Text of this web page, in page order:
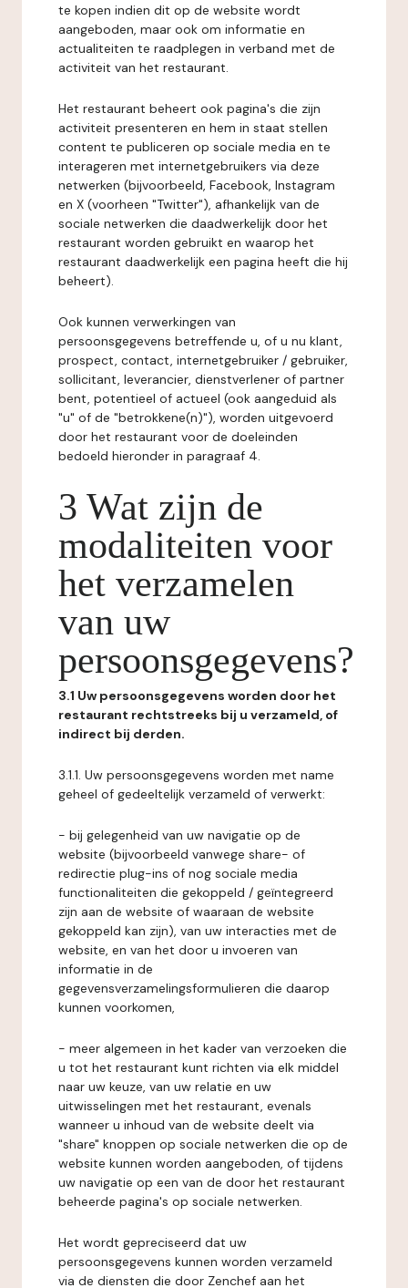
te kopen indien dit op de website wordt
aangeboden, maar ook om informatie en
actualiteiten te raadplegen in verband met de
activiteit van het restaurant.
Het restaurant beheert ook pagina's die zijn
activiteit presenteren en hem in staat stellen
content te publiceren op sociale media en te
interageren met internetgebruikers via deze
netwerken (bijvoorbeeld, Facebook, Instagram
en X (voorheen "Twitter"), afhankelijk van de
sociale netwerken die daadwerkelijk door het
restaurant worden gebruikt en waarop het
restaurant daadwerkelijk een pagina heeft die hij
beheert).
Ook kunnen verwerkingen van
persoonsgegevens betreffende u, of u nu klant,
prospect, contact, internetgebruiker / gebruiker,
sollicitant, leverancier, dienstverlener of partner
bent, potentieel of actueel (ook aangeduid als
"u" of de "betrokkene(n)"), worden uitgevoerd
door het restaurant voor de doeleinden
bedoeld hieronder in paragraaf 4.
3 Wat zijn de
modaliteiten voor
het verzamelen
van uw
persoonsgegevens?
3.1 Uw persoonsgegevens worden door het
restaurant rechtstreeks bij u verzameld, of
indirect bij derden.
3.1.1. Uw persoonsgegevens worden met name
geheel of gedeeltelijk verzameld of verwerkt:
- bij gelegenheid van uw navigatie op de
website (bijvoorbeeld vanwege share- of
redirectie plug-ins of nog sociale media
functionaliteiten die gekoppeld / geïntegreerd
zijn aan de website of waaraan de website
gekoppeld kan zijn), van uw interacties met de
website, en van het door u invoeren van
informatie in de
gegevensverzamelingsformulieren die daarop
kunnen voorkomen,
- meer algemeen in het kader van verzoeken die
u tot het restaurant kunt richten via elk middel
naar uw keuze, van uw relatie en uw
uitwisselingen met het restaurant, evenals
wanneer u inhoud van de website deelt via
"share" knoppen op sociale netwerken die op de
website kunnen worden aangeboden, of tijdens
uw navigatie op een van de door het restaurant
beheerde pagina's op sociale netwerken.
Het wordt gepreciseerd dat uw
persoonsgegevens kunnen worden verzameld
via de diensten die door Zenchef aan het